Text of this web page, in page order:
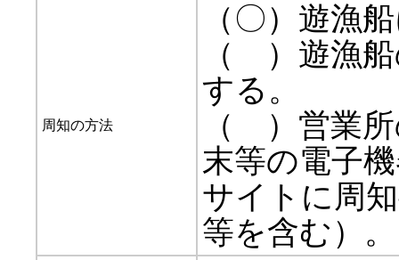
周知の方法
（〇）遊漁
（ ）遊漁
する。
（ ）営業
末等の電子
サイトに周
等を含む）。